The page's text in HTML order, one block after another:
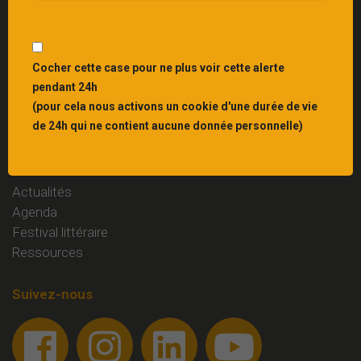
Interbibly, centre de ressources du livre et du
Liens
Mentions légales
Contact
Actualités
Agenda
Festival littéraire
Ressources
Suivez-nous
Cocher cette case pour ne plus voir cette alerte
pendant 24h
(pour cela nous activons un cookie d'une durée de vie
de 24h qui ne contient aucune donnée personnelle)